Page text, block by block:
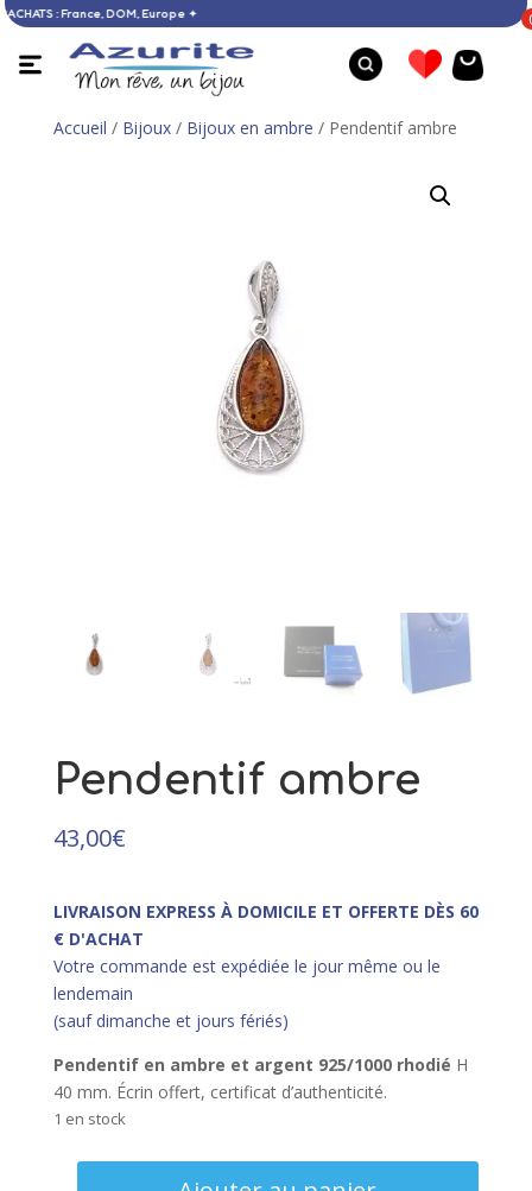
€ D’ACHATS : France, DOM, Europe ✦
Accueil / Bijoux/ Bijoux en ambre / Pendentif ambre
Pendentif ambre
43,00€
LIVRAISON EXPRESS À DOMICILE ET OFFERTE DÈS 60
€ D'ACHAT
Votre commande est expédiée le jour même ou le
lendemain
(sauf dimanche et jours fériés)
Pendentif en ambre et argent 925/1000 rhodié H
40 mm. Écrin offert, certificat d’authenticité.
1 en stock